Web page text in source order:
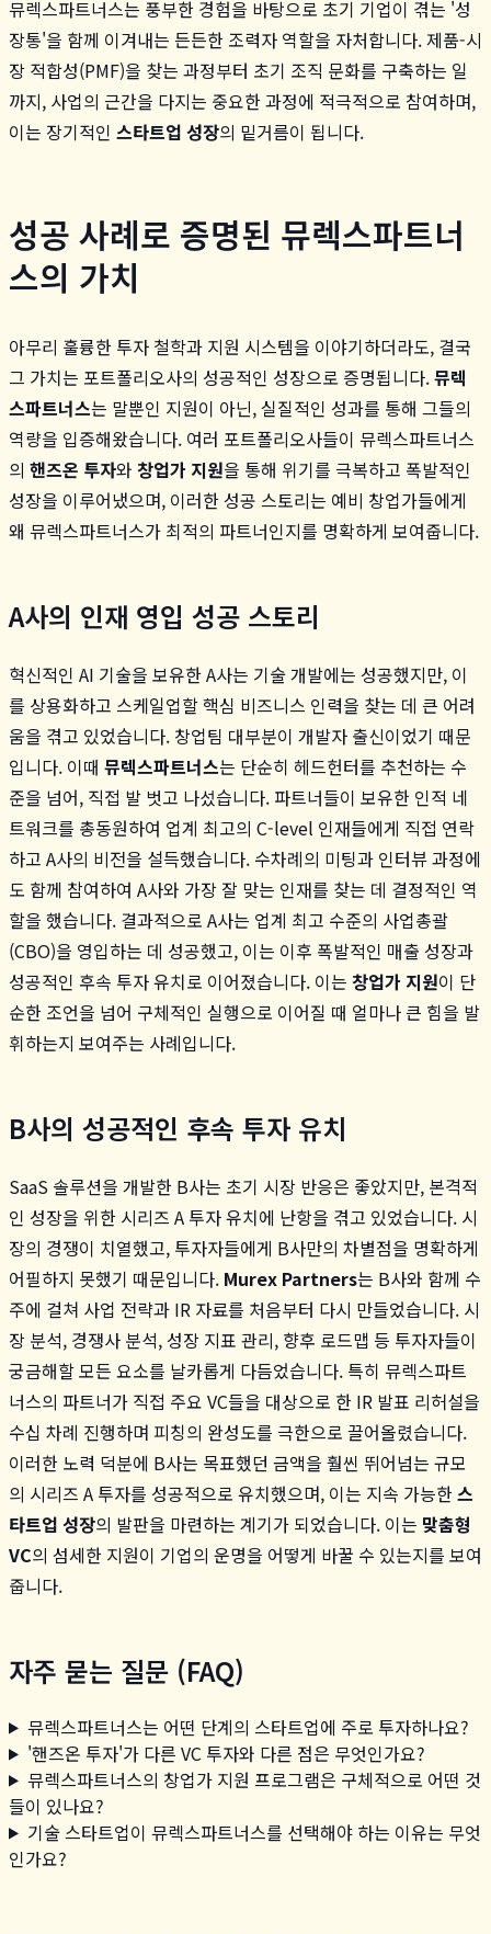
뮤렉스파트너스는 풍부한 경험을 바탕으로 초기 기업이 겪는 '성
장통'을 함께 이겨내는 든든한 조력자 역할을 자처합니다. 제품-시
장 적합성(PMF)을 찾는 과정부터 초기 조직 문화를 구축하는 일
까지, 사업의 근간을 다지는 중요한 과정에 적극적으로 참여하며,
이는 장기적인 스타트업 성장의 밑거름이 됩니다.
성공 사례로 증명된 뮤렉스파트너
스의 가치
아무리 훌륭한 투자 철학과 지원 시스템을 이야기하더라도, 결국
그 가치는 포트폴리오사의 성공적인 성장으로 증명됩니다.뮤렉
스파트너스는 말뿐인 지원이 아닌, 실질적인 성과를 통해 그들의
역량을 입증해왔습니다. 여러 포트폴리오사들이 뮤렉스파트너스
의 핸즈온 투자와 창업가 지원을 통해 위기를 극복하고 폭발적인
성장을 이루어냈으며, 이러한 성공 스토리는 예비 창업가들에게
왜 뮤렉스파트너스가 최적의 파트너인지를 명확하게 보여줍니다.
A사의 인재 영입 성공 스토리
혁신적인 AI 기술을 보유한 A사는 기술 개발에는 성공했지만, 이
를 상용화하고 스케일업할 핵심 비즈니스 인력을 찾는 데 큰 어려
움을 겪고 있었습니다. 창업팀 대부분이 개발자 출신이었기 때문
입니다. 이때 뮤렉스파트너스는 단순히 헤드헌터를 추천하는 수
준을 넘어, 직접 발 벗고 나섰습니다. 파트너들이 보유한 인적 네
트워크를 총동원하여 업계 최고의 C-level 인재들에게 직접 연락
하고 A사의 비전을 설득했습니다. 수차례의 미팅과 인터뷰 과정에
도 함께 참여하여 A사와 가장 잘 맞는 인재를 찾는 데 결정적인 역
할을 했습니다. 결과적으로 A사는 업계 최고 수준의 사업총괄
(CBO)을 영입하는 데 성공했고, 이는 이후 폭발적인 매출 성장과
성공적인 후속 투자 유치로 이어졌습니다. 이는 창업가 지원이 단
순한 조언을 넘어 구체적인 실행으로 이어질 때 얼마나 큰 힘을 발
휘하는지 보여주는 사례입니다.
B사의 성공적인 후속 투자 유치
SaaS 솔루션을 개발한 B사는 초기 시장 반응은 좋았지만, 본격적
인 성장을 위한 시리즈 A 투자 유치에 난항을 겪고 있었습니다. 시
장의 경쟁이 치열했고, 투자자들에게 B사만의 차별점을 명확하게
어필하지 못했기 때문입니다. Murex Partners는 B사와 함께 수
주에 걸쳐 사업 전략과 IR 자료를 처음부터 다시 만들었습니다. 시
장 분석, 경쟁사 분석, 성장 지표 관리, 향후 로드맵 등 투자자들이
궁금해할 모든 요소를 날카롭게 다듬었습니다. 특히 뮤렉스파트
너스의 파트너가 직접 주요 VC들을 대상으로 한 IR 발표 리허설을
수십 차례 진행하며 피칭의 완성도를 극한으로 끌어올렸습니다.
이러한 노력 덕분에 B사는 목표했던 금액을 훨씬 뛰어넘는 규모
의 시리즈 A 투자를 성공적으로 유치했으며, 이는 지속 가능한스
타트업 성장의 발판을 마련하는 계기가 되었습니다. 이는 맞춤형
VC의 섬세한 지원이 기업의 운명을 어떻게 바꿀 수 있는지를 보여
줍니다.
자주 묻는 질문 (FAQ)
뮤렉스파트너스는 어떤 단계의 스타트업에 주로 투자하나요?
'핸즈온 투자'가 다른 VC 투자와 다른 점은 무엇인가요?
뮤렉스파트너스의 창업가 지원 프로그램은 구체적으로 어떤 것
들이 있나요?
기술 스타트업이 뮤렉스파트너스를 선택해야 하는 이유는 무엇
인가요?